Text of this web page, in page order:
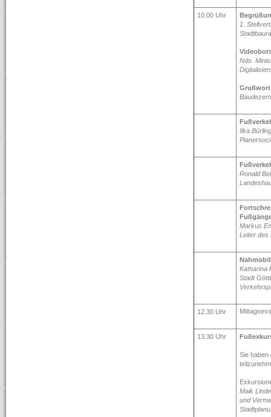
10.00 Uhr
1.
Nds.
Ilka Bürling
Ronald
Markus
Leiter des
Katharina
Stadt
12.30 Uhr
13.30 Uhr
Sie haben
Maik
und